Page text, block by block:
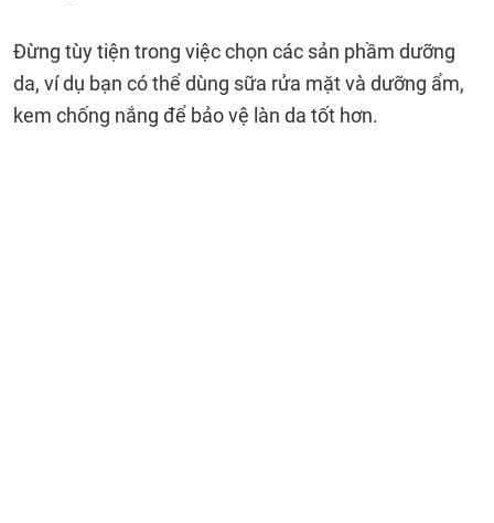
Đừng tùy tiện trong việc chọn các sản phầm dưỡng
da, ví dụ bạn có thể dùng sữa rửa mặt và dưỡng ẩm,
kem chống nắng để bảo vệ làn da tốt hơn.